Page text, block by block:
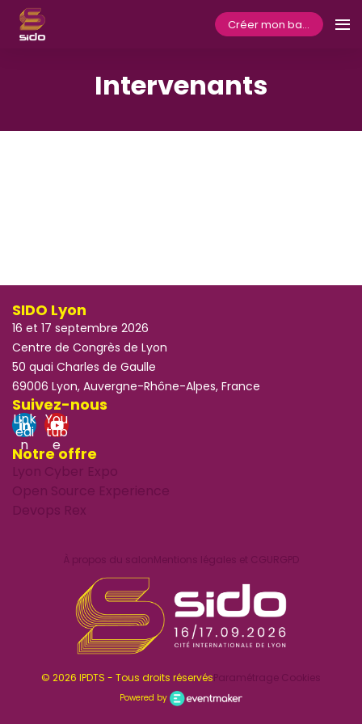
Créer mon badge
Intervenants
SIDO Lyon
16 et 17 septembre 2026
Centre de Congrès de Lyon
50 quai Charles de Gaulle
69006 Lyon, Auvergne-Rhône-Alpes, France
Suivez-nous
Link
edi
n
You
tub
e
Notre offre
Lyon Cyber Expo
Open Source Experience
Devops Rex
À propos du salonMentions légales et CGURGPD
© 2026 IPDTS - Tous droits réservésParamétrage Cookies
Powered by